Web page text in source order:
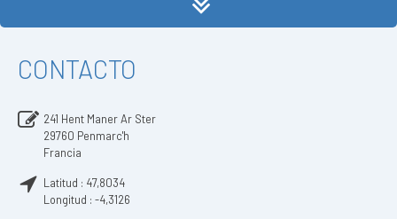
CONTACTO
241 Hent Maner Ar Ster
29760 Penmarc'h
Francia
Latitud : 47,8034
Longitud : -4,3126